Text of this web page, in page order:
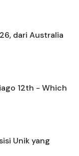
dari Australia
12th - Which
Unik yang